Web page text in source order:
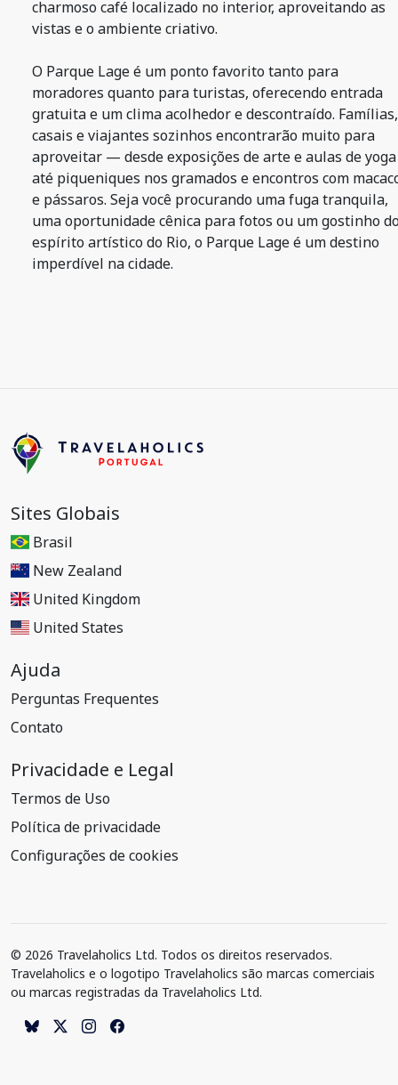
charmoso café localizado no interior, aproveitando as
vistas e o ambiente criativo.
O Parque Lage é um ponto favorito tanto para
moradores quanto para turistas, oferecendo entrada
gratuita e um clima acolhedor e descontraído. Famílias,
casais e viajantes sozinhos encontrarão muito para
aproveitar — desde exposições de arte e aulas de yoga
até piqueniques nos gramados e encontros com
e pássaros. Seja você procurando uma fuga tranquila,
uma oportunidade cênica para fotos ou um gostinho
espírito artístico do Rio, o Parque Lage é um destino
imperdível na cidade.
Sites Globais
Brasil
New Zealand
United Kingdom
United States
Ajuda
Perguntas Frequentes
Contato
Privacidade e Legal
Termos de Uso
Política de privacidade
Configurações de cookies
© 2026 Travelaholics Ltd. Todos os direitos reservados.
Travelaholics e o logotipo Travelaholics são marcas comerciais
ou marcas registradas da Travelaholics Ltd.